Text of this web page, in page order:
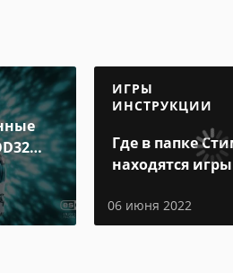
ИГРЫ
ИНСТРУКЦИИ
Где в папке
находятся игры
06 июня 2022